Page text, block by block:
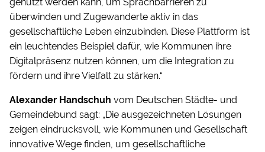
genutzt werden kann, um Sprachbarrieren zu
überwinden und Zugewanderte aktiv in das
gesellschaftliche Leben einzubinden. Diese Plattform ist
ein leuchtendes Beispiel dafür, wie Kommunen ihre
Digitalpräsenz nutzen können, um die Integration zu
fördern und ihre Vielfalt zu stärken.“
Alexander Handschuh vom Deutschen Städte- und
Gemeindebund sagt: „Die ausgezeichneten Lösungen
zeigen eindrucksvoll, wie Kommunen und Gesellschaft
innovative Wege finden, um gesellschaftliche